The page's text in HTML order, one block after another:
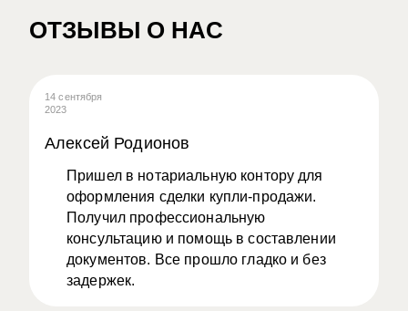
ОТЗЫВЫ О НАС
14 сентября
2023
Алексей Родионов
Пришел в нотариальную контору для
оформления сделки купли-продажи.
Получил профессиональную
консультацию и помощь в составлении
документов. Все прошло гладко и без
задержек.